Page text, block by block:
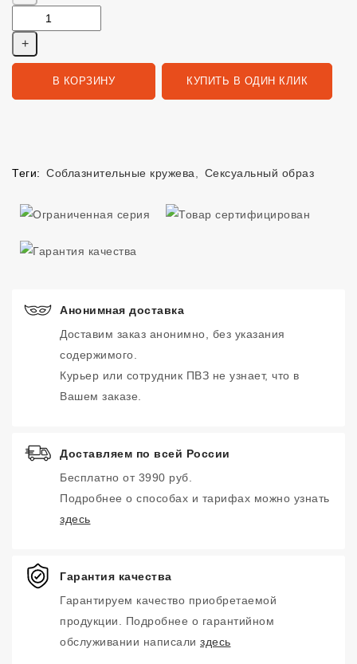
В КОРЗИНУ КУПИТЬ В ОДИН КЛИК
Теги: Соблазнительные кружева Сексуальный образ
Анонимная доставка
Доставим заказ анонимно, без указания
содержимого.
Курьер или сотрудник ПВЗ не узнает, что в
Вашем заказе.
Доставляем по всей России
Бесплатно от 3990 руб.
Подробнее о способах и тарифах можно узнать
здесь
Гарантия качества
Гарантируем качество приобретаемой
продукции. Подробнее о гарантийном
обслуживании написали здесь